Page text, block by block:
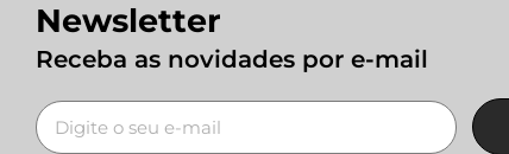
Newsletter
Receba as novidades por e-mail